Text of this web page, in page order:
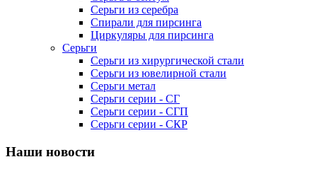
Серьги из серебра
Спирали для пирсинга
Циркуляры для пирсинга
Серьги
Серьги из хирургической стали
Серьги из ювелирной стали
Серьги метал
Серьги серии - СГ
Серьги серии - СГП
Серьги серии - СКР
Наши новости